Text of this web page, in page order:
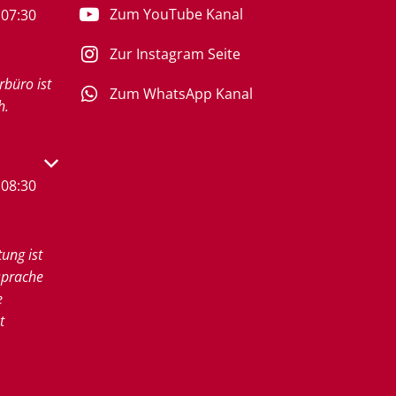
ist
oder Schließzeiten auszublenden
ist
Zum YouTube Kanal
Zur Instagram Seite
Zum WhatsApp Kanal